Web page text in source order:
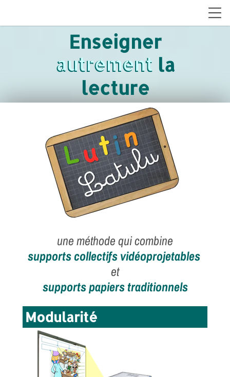
autrement
Enseigner
autrement la
lecture
une méthodequi combine
supports collectifs vidéoprojetables
et
supports papiers traditionnels
Modularité